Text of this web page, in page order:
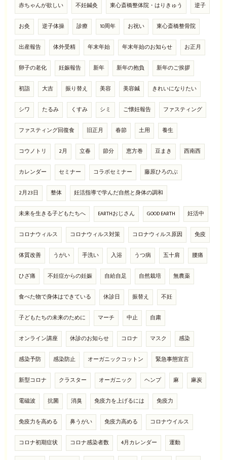
赤ちゃんが欲しい 不妊鍼灸 東心斎橋整体院・はりきゅう 逆子
お灸 逆子体操 診療 10周年 お祝い 東心斎橋整骨院
出産報告 体外受精 年末年始 年末年始のお知らせ お正月
卵子の老化 妊娠報告 新年 新年の抱負 新年のご挨拶
初詣 大吉 振り替え 美容 美容鍼 きれいになりたい
シワ たるみ くすみ シミ ご懐妊報告 ファスティング
ファスティング回復食 旧正月 春節 土用 養生
コウノトリ 2月 立春 節分 恵方巻 豆まき 西南西
カレンダー セミナー コラボセミナー 藤原ひろのぶ
2月23日 整体 妊活指導で学んだ自然と身体の調和
未来を生きる子どもたちへ EARTHおじさん GOOD EARTH 妊活中
コロナウィルス コロナウィルス対策 コロナウィルス原因 免疫
体質改善 うがい 手洗い 入浴 うつ病 五十肩 腰痛
ひざ痛 不妊症からの妊娠 自給自足 自然栽培 無農薬
食べた物で身体はできている 休診日 振替え 不妊
子どもたちの未来のために マーチ 中止 自粛
オンライン講座 休診のお知らせ コロナ マスク 感染
感染予防 感染防止 オーガニックコットン 緊急事態宣言
新型コロナ クラスター オーガニック ヘンプ 麻 麻炭
電磁波 抗菌 消臭 免疫力を上げるには 免疫力
免疫力を高める 鼻うがい 免疫力高める コロナウイルス
コロナ初期症状 コロナ感染者数 4月カレンダー 運動